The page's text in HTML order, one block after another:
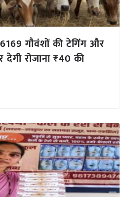
गौवंशों की टेगिंग और
रोजाना ₹40 की